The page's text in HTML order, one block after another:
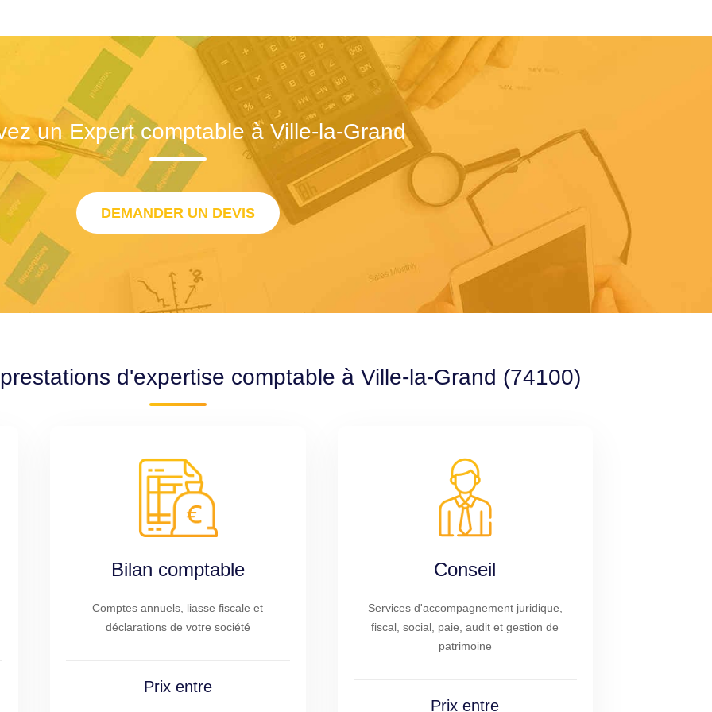
un Expert comptable à Ville-la-Grand
DEMANDER UN DEVIS
d'expertise comptable à Ville-la-Grand (74100)
Bilan comptable
Comptes annuels, liasse fiscale et
déclarations de votre société
Prix entre
Conseil
Services d'accompagnement juridique,
fiscal, social, paie, audit et gestion de
patrimoine
Prix entre